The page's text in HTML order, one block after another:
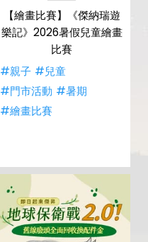
【繪畫比賽】《傑納瑞遊
樂記》2026暑假兒童繪畫
比賽
#親子 #兒童
#門市活動 #暑期
#繪畫比賽